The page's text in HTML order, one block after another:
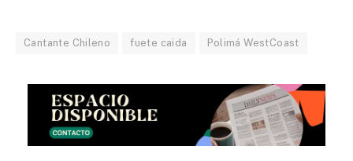
Cantante Chileno fuete caida Polimá WestCoast